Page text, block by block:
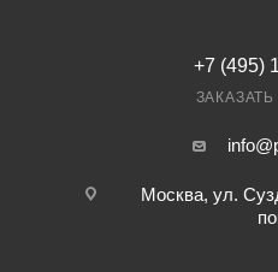
+7 (495)
Москва, ул.